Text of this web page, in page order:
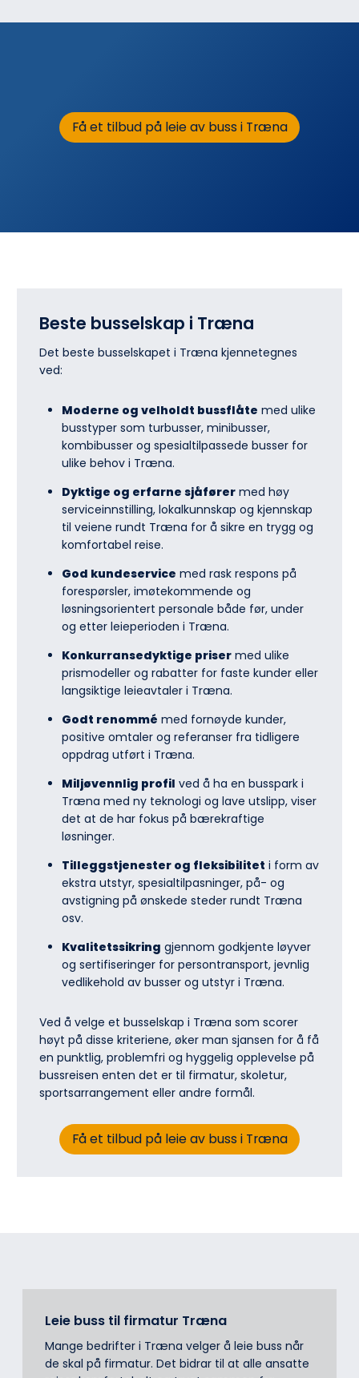
Få et tilbud på leie av buss i Træna
Beste busselskap i Træna
Det beste busselskapet i Træna kjennetegnes
ved:
Moderne og velholdt bussflåte med ulike
busstyper som turbusser, minibusser,
kombibusser og spesialtilpassede busser for
ulike behov i Træna.
Dyktige og erfarne sjåfører med høy
serviceinnstilling, lokalkunnskap og kjennskap
til veiene rundt Træna for å sikre en trygg og
komfortabel reise.
God kundeservice med rask respons på
forespørsler, imøtekommende og
løsningsorientert personale både før, under
og etter leieperioden i Træna.
Konkurransedyktige priser med ulike
prismodeller og rabatter for faste kunder eller
langsiktige leieavtaler i Træna.
Godt renommé med fornøyde kunder,
positive omtaler og referanser fra tidligere
oppdrag utført i Træna.
Miljøvennlig profil ved å ha en busspark i
Træna med ny teknologi og lave utslipp, viser
det at de har fokus på bærekraftige
løsninger.
Tilleggstjenester og fleksibilitet i form av
ekstra utstyr, spesialtilpasninger, på- og
avstigning på ønskede steder rundt Træna
osv.
Kvalitetssikring gjennom godkjente løyver
og sertifiseringer for persontransport, jevnlig
vedlikehold av busser og utstyr i Træna.
Ved å velge et busselskap i Træna som scorer
høyt på disse kriteriene, øker man sjansen for å få
en punktlig, problemfri og hyggelig opplevelse på
bussreisen enten det er til firmatur, skoletur,
sports­arrangement eller andre formål.
Få et tilbud på leie av buss i Træna
Leie buss til firmatur Træna
Mange bedrifter i Træna velger å leie buss når
de skal på firmatur. Det bidrar til at alle ansatte